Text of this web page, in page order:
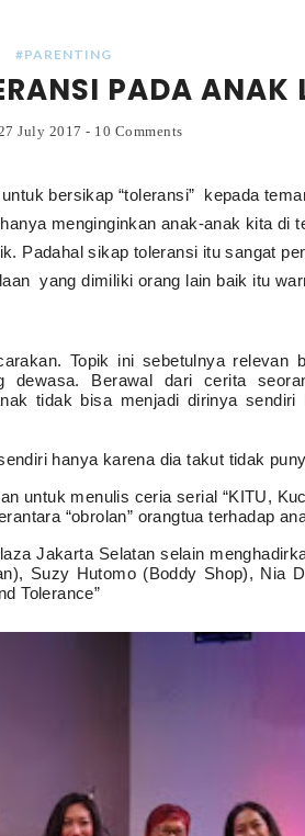
#PARENTING
PADA ANAK
July 2017 - 10 Comments
bersikap “toleransi” kepada
menginginkan anak-anak kita di
Padahal sikap toleransi itu sangat
yang dimiliki orang lain baik itu
Topik ini sebetulnya relevan
dewasa. Berawal dari cerita
tidak bisa menjadi dirinya
hanya karena dia takut tidak
untuk menulis ceria serial “KITU,
“obrolan” orangtua terhadap
Jakarta Selatan selain
Suzy Hutomo (Boddy Shop), Nia
Tolerance”